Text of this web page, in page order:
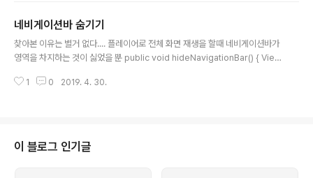
( 즉 정상 동작 하지 않는다. ) 이유는, NotificationCompat.Builder를 만들
때 이전 버전에서는 context만 넣어주면 되었다. 하지만 그 이상의 버전은 ch
annelId라는 것을 넣어주어야 동작..
네비게이션바 숨기기
찾아본 이유는 별거 없다.... 플레이어로 전체 화면 재생을 할때 네비게이션바가
영역을 차지하는 것이 싫었을 뿐 public void hideNavigationBar() { View
mUiVisibility( // Set the content to appear under the system bars
1 0 2019. 4. 30.
이 블로그 인기글